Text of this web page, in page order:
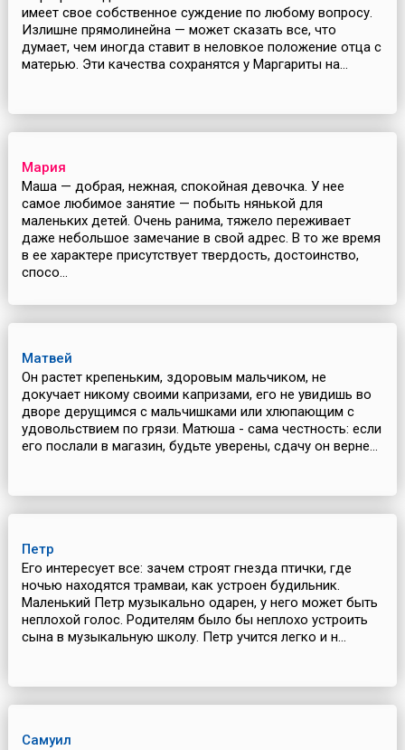
имеет свое собственное суждение по любому вопросу.
Излишне прямолинейна — может сказать все, что
думает, чем иногда ставит в неловкое положение отца с
матерью. Эти качества сохранятся у Маргариты на...
Мария
Маша — добрая, нежная, спокойная девочка. У нее
самое любимое занятие — побыть нянькой для
маленьких детей. Очень ранима, тяжело переживает
даже небольшое замечание в свой адрес. В то же время
в ее характере присутствует твердость, достоинство,
спосо...
Матвей
Он растет крепеньким, здоровым мальчиком, не
докучает никому своими капризами, его не увидишь во
дворе дерущимся с мальчишками или хлюпающим с
удовольствием по грязи. Матюша - сама честность: если
его послали в магазин, будьте уверены, сдачу он верне...
Петр
Его интересует все: зачем строят гнезда птички, где
ночью находятся трамваи, как устроен будильник.
Маленький Петр музыкально одарен, у него может быть
неплохой голос. Родителям было бы неплохо устроить
сына в музыкальную школу. Петр учится легко и н...
Самуил